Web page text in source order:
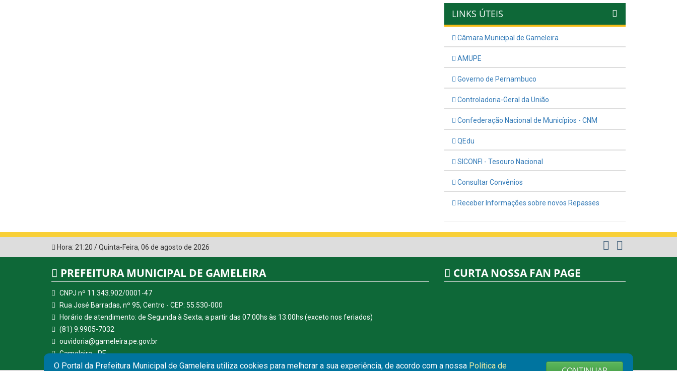
LINKS ÚTEIS
Câmara Municipal de Gameleira
AMUPE
Governo de Pernambuco
Controladoria-Geral da União
Confederação Nacional de Municípios - CNM
QEdu
SICONFI - Tesouro Nacional
Consultar Convênios
Receber Informações sobre novos Repasses
Hora: 21:20 /Quinta-Feira, 06 de agosto de 2026
PREFEITURA MUNICIPAL DE GAMELEIRA
CNPJ nº 11.343.902/0001-47
Rua José Barradas, nº 95, Centro - CEP: 55.530-000
Horário de atendimento: de Segunda à Sexta, a partir das 07:00hs às 13:00hs (exceto nos feriados)
(81) 9.9905-7032
ouvidoria@gameleira.pe.gov.br
Gameleira - PE
CURTA NOSSA FAN PAGE
O Portal da Prefeitura Municipal de Gameleira utiliza cookies para melhorar a sua experiência, de acordo com a nossa Política de